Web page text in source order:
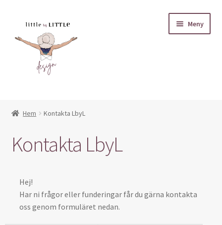
navigering
innehåll
Meny
Muggar
Poster
Fadderbrev
Hem Kontakta LbyL
Kontakta LbyL
Hej!
Har ni frågor eller funderingar får du gärna kontakta
oss genom formuläret nedan.